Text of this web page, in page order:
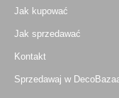
Jak kupować
Jak sprzedawać
Kontakt
Sprzedawaj w